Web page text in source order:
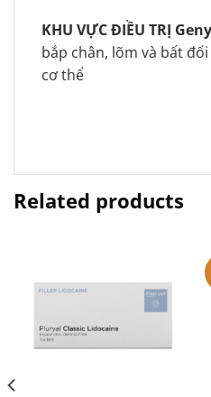
KHU VỰC ĐIỀU TRỊ
bắp chân, lõm và bất
cơ thể
Related products